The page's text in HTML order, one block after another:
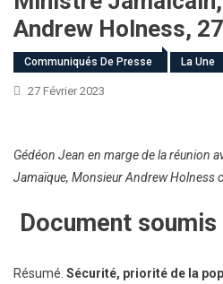
Andrew Holness,
Communiqués De Presse La Une
27 Février 2023
Gédéon Jean en marge de la réunion
Jamaïque, Monsieur Andrew Holness
Document
Résumé. Sécurité, priorité de la